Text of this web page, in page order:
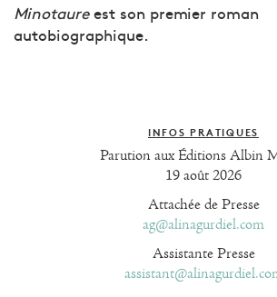
Minotaureest son premier roman
autobiographique.
INFOS PRATIQUES
Parution aux Éditions Albin
19 août 2026
Attachée de Presse
ag@alinagurdiel.com
Assistante Presse